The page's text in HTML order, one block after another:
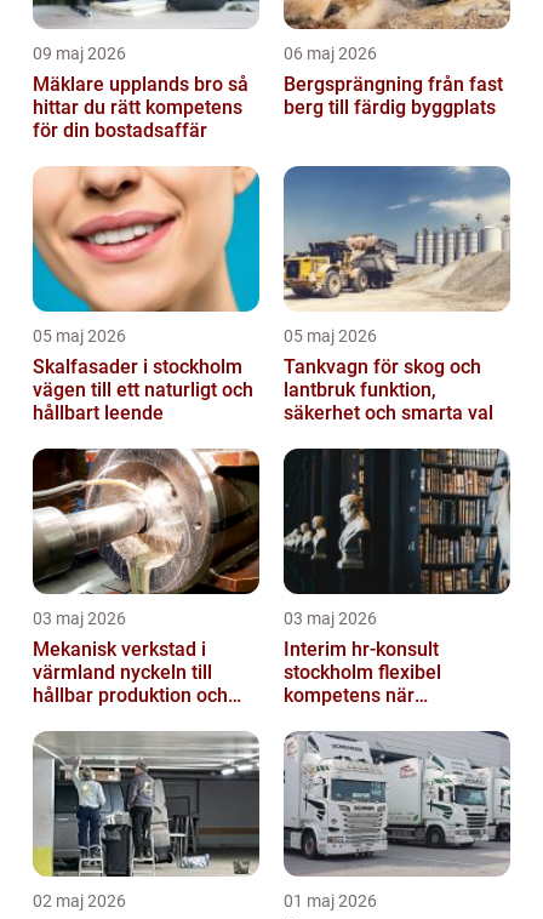
09 maj 2026
Mäklare upplands bro så
hittar du rätt kompetens
för din bostadsaffär
06 maj 2026
Bergsprängning från fast
berg till färdig byggplats
05 maj 2026
Skalfasader i stockholm
vägen till ett naturligt och
hållbart leende
05 maj 2026
Tankvagn för skog och
lantbruk funktion,
säkerhet och smarta val
03 maj 2026
Mekanisk verkstad i
värmland nyckeln till
hållbar produktion och
03 maj 2026
Interim hr-konsult
stockholm flexibel
kompetens när
stöd
02 maj 2026 01 maj 2026